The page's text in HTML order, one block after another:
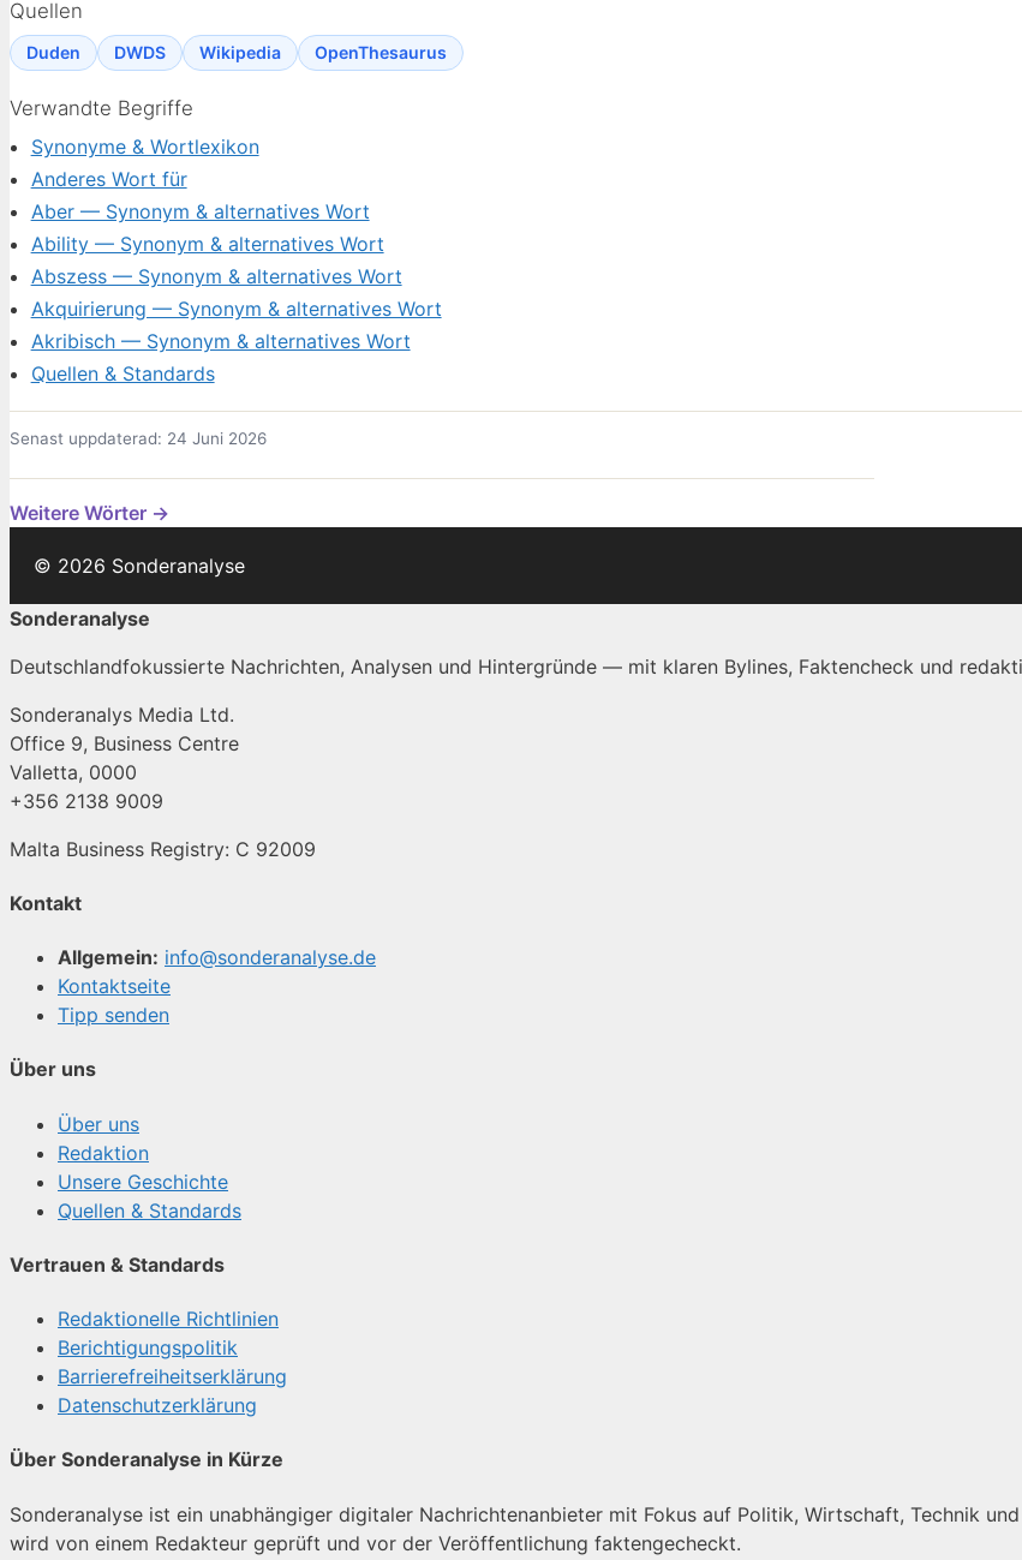
Quellen
Duden DWDS Wikipedia OpenThesaurus
Verwandte Begriffe
Synonyme & Wortlexikon
Anderes Wort für
Aber — Synonym & alternatives Wort
Ability — Synonym & alternatives Wort
Abszess — Synonym & alternatives Wort
Akquirierung — Synonym & alternatives Wort
Akribisch — Synonym & alternatives Wort
Quellen & Standards
Senast uppdaterad: 24 Juni 2026
Weitere Wörter →
© 2026 Sonderanalyse
Sonderanalyse
Deutschlandfokussierte Nachrichten, Analysen und Hintergründe — mit klaren Bylines, Faktencheck und
Sonderanalys Media Ltd.
Office 9, Business Centre
Valletta, 0000
+356 2138 9009
Malta Business Registry: C 92009
Kontakt
Allgemein: info@sonderanalyse.de
Kontaktseite
Tipp senden
Über uns
Über uns
Redaktion
Unsere Geschichte
Quellen & Standards
Vertrauen & Standards
Redaktionelle Richtlinien
Berichtigungspolitik
Barrierefreiheitserklärung
Datenschutzerklärung
Über Sonderanalyse in Kürze
Sonderanalyse ist ein unabhängiger digitaler Nachrichtenanbieter mit Fokus auf Politik, Wirtschaft, Technik
wird von einem Redakteur geprüft und vor der Veröffentlichung faktengecheckt.